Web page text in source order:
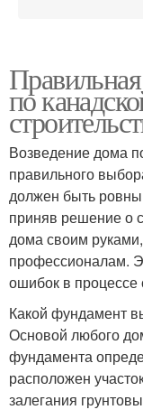
Теплые углы
по
Возведение дома
правильного
должен быть
приняв решение о
дома своим
профессионалам.
ошибок в процессе
Какой фундамент
Основой любого
фундамента
расположен
залегания